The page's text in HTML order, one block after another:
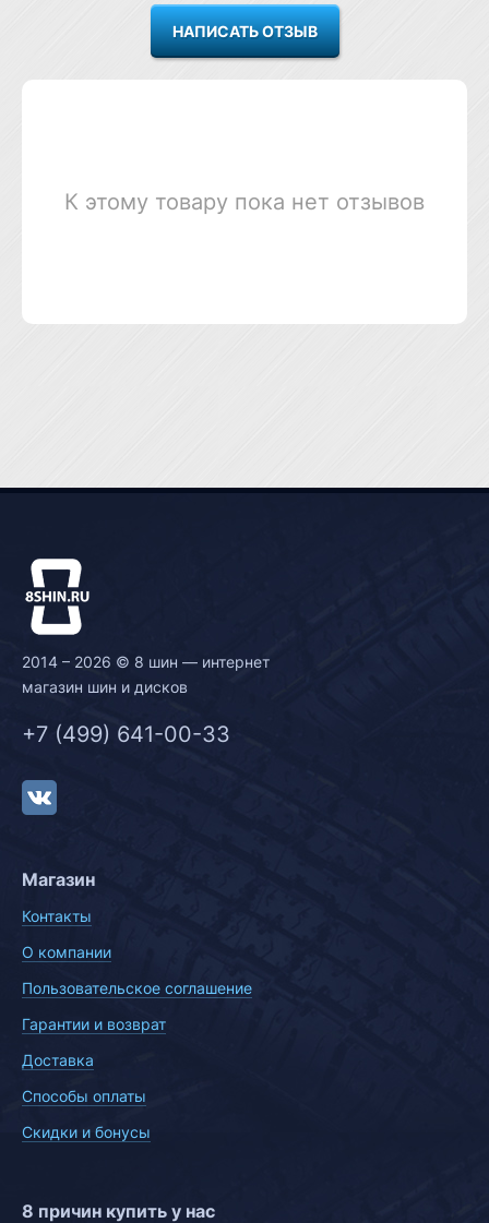
К этому товару пока нет отзывов
2014 – 2026 © 8 шин — интернет
магазин шин и дисков
+7 (499) 641-00-33
Магазин
Контакты
О компании
Пользовательское соглашение
Гарантии и возврат
Доставка
Способы оплаты
Скидки и бонусы
8 причин купить у нас